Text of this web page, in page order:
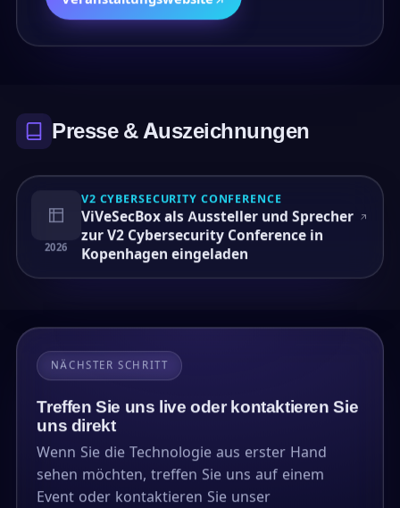
Presse & Auszeichnungen
2026
V2 CYBERSECURITY CONFERENCE
ViVeSecBox als Aussteller und Sprecher
zur V2 Cybersecurity Conference in
Kopenhagen eingeladen
NÄCHSTER SCHRITT
Treffen Sie uns live oder kontaktieren Sie
uns direkt
Wenn Sie die Technologie aus erster Hand
sehen möchten, treffen Sie uns auf einem
Event oder kontaktieren Sie unser